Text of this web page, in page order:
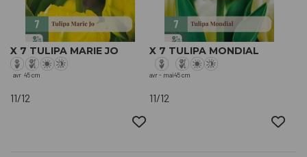
X 7 TULIPA MARIE JO
avr 45 cm
11/12
X 7 TULIPA MONDIAL
avr - mai45 cm
11/12